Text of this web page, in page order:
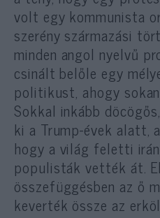
volt egy kommunista
szerény származási
minden angol nyelvű
csinált belőle egy
politikust, ahogy
Sokkal inkább
ki a Trump-évek alatt,
hogy a világ feletti
populisták vették át.
összefüggésben az ő
keverték össze az